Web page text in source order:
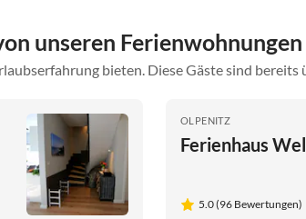
unseren
bieten. Diese Gäste sind bereits
OLPENITZ
Ferienhaus
5.0 (96 Bewertungen)